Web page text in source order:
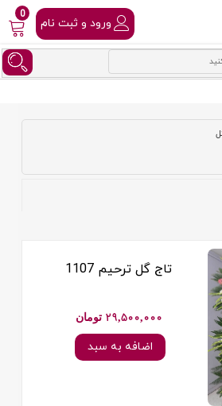
ورود و ثبت نام
0
تاج گل ترحیم 1107
29,500,000 تومان
اضافه به سبد